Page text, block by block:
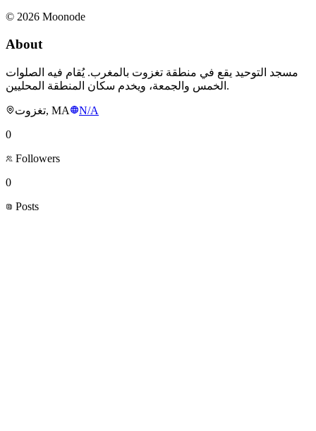
© 2026 Moonode
About
مسجد التوحيد يقع في منطقة تغزوت بالمغرب. يُقام فيه الصلوات
الخمس والجمعة، ويخدم سكان المنطقة المحليين.
تغزوت, MA
N/A
0
Followers
0
Posts